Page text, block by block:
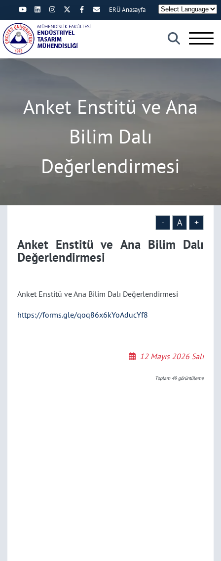
×
ERÜ Anasayfa
Anket Enstitü ve Ana
Bilim Dalı
Değerlendirmesi
- A +
Anket Enstitü ve Ana Bilim Dalı
Değerlendirmesi
Anket Enstitü ve Ana Bilim Dalı Değerlendirmesi
https://forms.gle/qoq86x6kYoAducYf8
12 Mayıs 2026 Salı
Toplam 49görüntüleme